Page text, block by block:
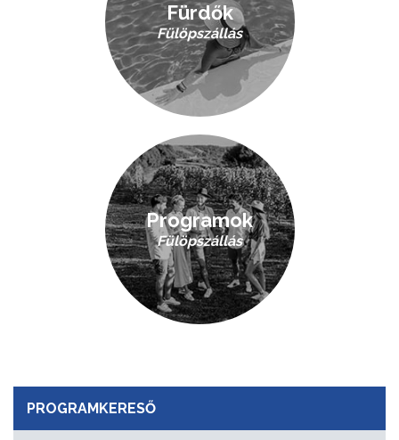
PROGRAMKERESŐ
Fürdők
Fülöpszállás
Programok
Fülöpszállás